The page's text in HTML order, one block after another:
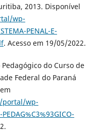
2013. Disponível
wp-
PENAL-E-
. Acesso em 19/05/2022.
do Curso de
Federal do Paraná
wp-